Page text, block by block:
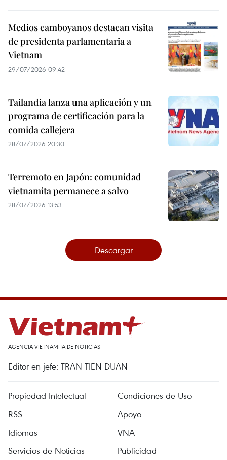
Medios camboyanos destacan visita
de presidenta parlamentaria a
Vietnam
29/07/2026 09:42
Tailandia lanza una aplicación y un
programa de certificación para la
comida callejera
28/07/2026 20:30
Terremoto en Japón: comunidad
vietnamita permanece a salvo
28/07/2026 13:53
Descargar
AGENCIA VIETNAMITA DE NOTICIAS
Editor en jefe: TRAN TIEN DUAN
Propiedad Intelectual
Condiciones de Uso
RSS
Apoyo
Idiomas
VNA
Servicios de Noticias
Publicidad